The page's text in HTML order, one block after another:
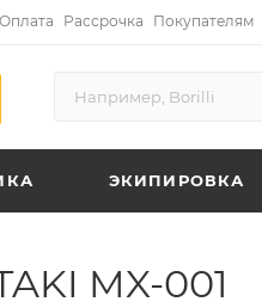
Оплата Рассрочка Покупателям
ЭКИПИРОВКА
MX-001